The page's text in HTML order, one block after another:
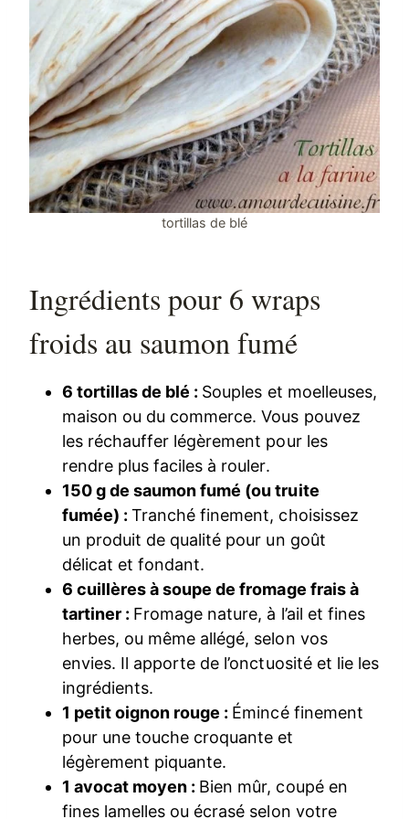
tortillas de blé
Ingrédients pour 6 wraps
froids au saumon fumé
6 tortillas de blé : Souples et moelleuses,
maison ou du commerce. Vous pouvez
les réchauffer légèrement pour les
rendre plus faciles à rouler.
150 g de saumon fumé (ou truite
fumée) :Tranché finement, choisissez
un produit de qualité pour un goût
délicat et fondant.
6 cuillères à soupe de fromage frais à
tartiner : Fromage nature, à l’ail et fines
herbes, ou même allégé, selon vos
envies. Il apporte de l’onctuosité et lie les
ingrédients.
1 petit oignon rouge : Émincé finement
pour une touche croquante et
légèrement piquante.
1 avocat moyen : Bien mûr, coupé en
fines lamelles ou écrasé selon votre